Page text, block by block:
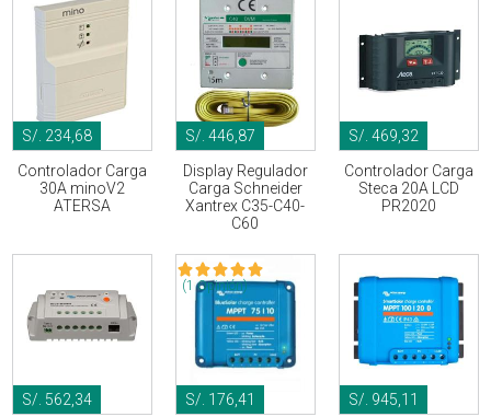
S/. 234,68
Controlador Carga
30A minoV2
ATERSA
S/. 446,87
Display Regulador
Carga Schneider
Xantrex C35-C40-
C60
S/. 469,32
Controlador Carga
Steca 20A LCD
PR2020
S/. 562,34
(1 Opinión)
S/. 176,41
S/. 945,11